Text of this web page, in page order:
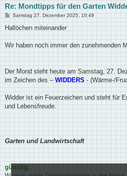
Re: Mondtipps für den Garten
B
i
a
Samstag 27. Dezember 2025, 10:49
Hallöchen miteinander
Wir haben noch immer den zunehmenden
Der Mond steht heute am Samstag, 27.
im Zeichen des – WIDDERS - (Wärme-/
Widder ist ein Feuerzeichen und steht für
und Lebensfreude.
Garten und Landwirtschaft
günstig: